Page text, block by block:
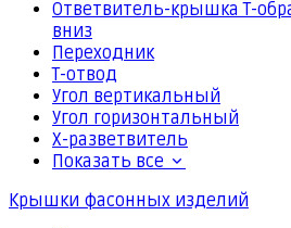
Ответвитель-крышка Т-
вниз
Переходник
Т-отвод
Угол вертикальный
Угол горизонтальный
Х-разветвитель
Показать все
Крышки фасонных изделий